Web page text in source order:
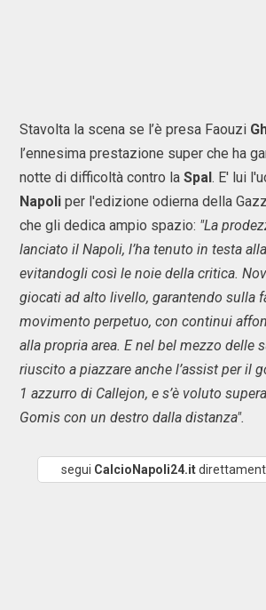
Stavolta la scena se l’è presa Faouzi
l’ennesima prestazione super che ha
notte di difficoltà contro la Spal. E' lui
Napoli per l'edizione odierna della
che gli dedica ampio spazio: "La
lanciato il Napoli, l’ha tenuto in testa
evitandogli così le noie della critica.
giocati ad alto livello, garantendo sulla
movimento perpetuo, con continui
alla propria area. E nel bel mezzo delle
riuscito a piazzare anche l’assist per il
1 azzurro di Callejon, e s’è voluto
Gomis con un destro dalla distanza".
segui CalcioNapoli24.it